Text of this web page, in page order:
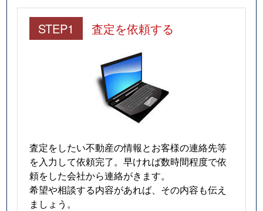
STEP1 査定を依頼する
査定をしたい不動産の情報とお客様の連絡先等
を入力して依頼完了。早ければ数時間程度で依
頼をした会社から連絡がきます。
希望や相談する内容があれば、その内容も伝え
ましょう。